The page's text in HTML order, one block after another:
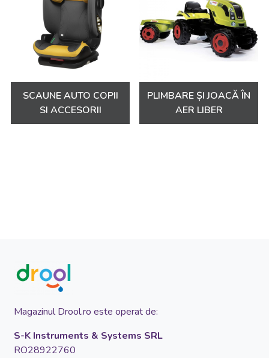
cumpărături. Echipa noastră pasionată este mereu pregătită
să vă ofere sfaturi și asistență pentru a vă asigura că alegeți
cele mai bune produse potrivite pentru nevoile familiei
dumneavoastră.
Explorați acum colecția noastră diversă de
carucioare, scaune auto și triciclete și
transformați fiecare moment într-o aventură
minunată alături de micuțul dumneavoastră!
SCAUNE AUTO COPII
SI ACCESORII
PLIMBARE ȘI JOACĂ ÎN
AER LIBER
Magazinul Drool.ro este operat de:
S-K Instruments & Systems SRL
RO28922760